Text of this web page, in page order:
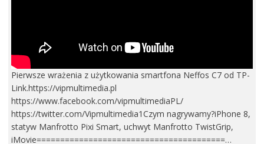
Pierwsze wrażenia z użytkowania smartfona Neffos C7 od TP-
Link.https://vipmultimedia.pl
https://www.facebook.com/vipmultimediaPL/
https://twitter.com/Vipmultimedia1Czym nagrywamy?iPhone 8,
statyw Manfrotto Pixi Smart, uchwyt Manfrotto TwistGrip,
iMovie========================================…